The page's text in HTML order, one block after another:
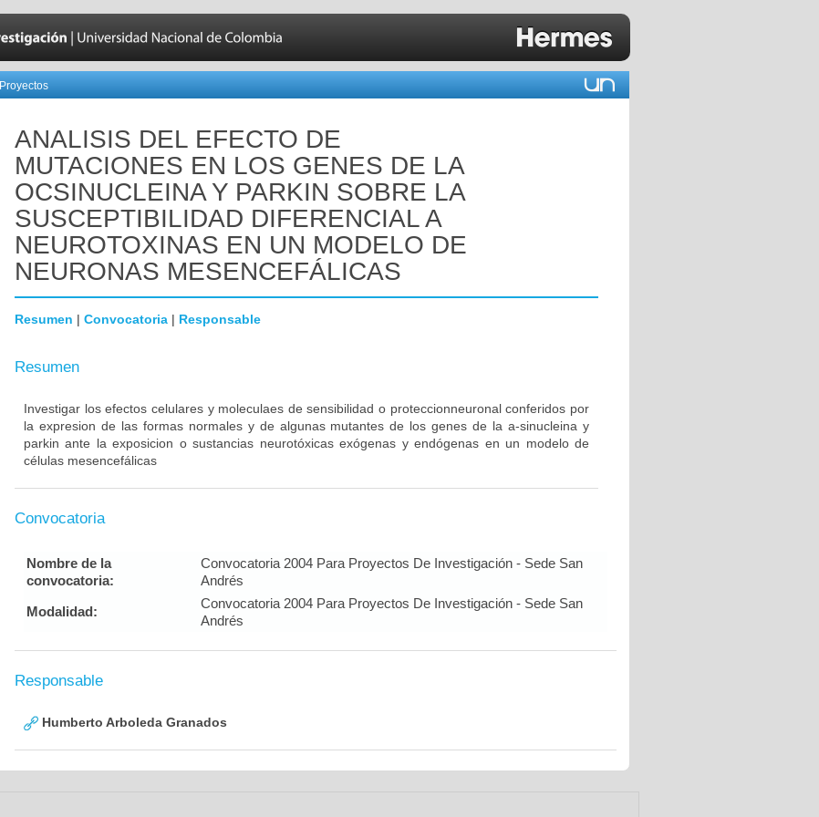
Proyectos
ANALISIS DEL EFECTO DE
MUTACIONES EN LOS GENES DE LA
OCSINUCLEINA Y PARKIN SOBRE LA
SUSCEPTIBILIDAD DIFERENCIAL A
NEUROTOXINAS EN UN MODELO DE
NEURONAS MESENCEFÁLICAS
Resumen | Convocatoria | Responsable
Resumen
Investigar los efectos celulares y moleculaes de sensibilidad o proteccionneuronal conferidos por
la expresion de las formas normales y de algunas mutantes de los genes de la a-sinucleina y
parkin ante la exposicion o sustancias neurotóxicas exógenas y endógenas en un modelo de
células mesencefálicas
Convocatoria
Nombre de la
convocatoria:
Convocatoria 2004 Para Proyectos De Investigación - Sede San
Andrés
Modalidad:
Convocatoria 2004 Para Proyectos De Investigación - Sede San
Andrés
Responsable
Humberto Arboleda Granados